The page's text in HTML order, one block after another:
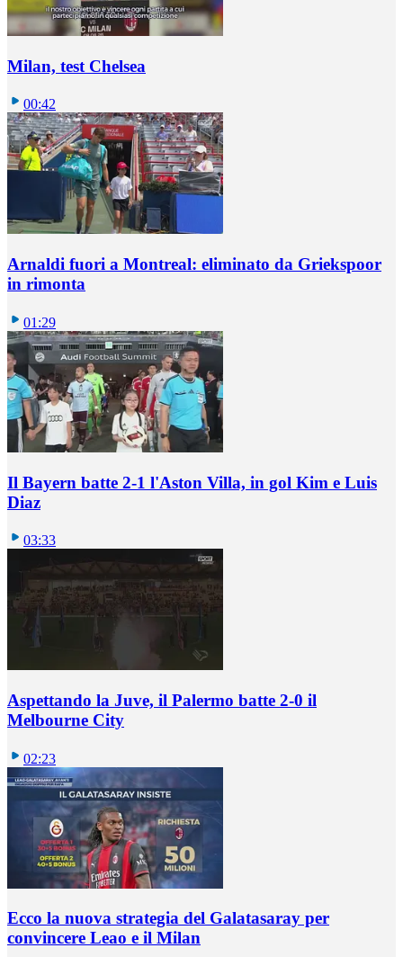
Milan, test Chelsea
00:42
Arnaldi fuori a Montreal: eliminato da Griekspoor
in rimonta
01:29
Il Bayern batte 2-1 l'Aston Villa, in gol Kim e Luis
Diaz
03:33
Aspettando la Juve, il Palermo batte 2-0 il
Melbourne City
02:23
Ecco la nuova strategia del Galatasaray per
convincere Leao e il Milan